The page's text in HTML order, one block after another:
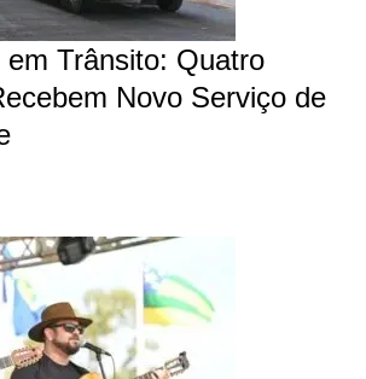
em Trânsito: Quatro
Novo Serviço de